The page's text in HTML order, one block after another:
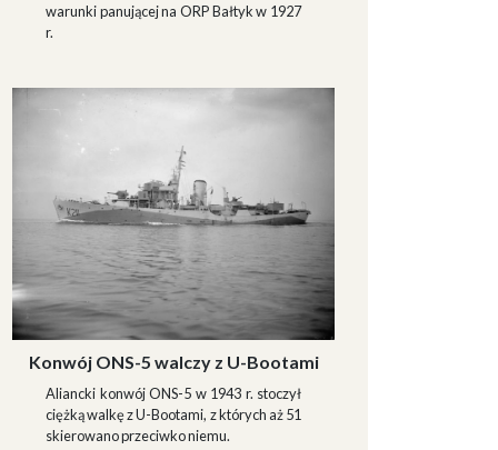
warunki panującej na ORP Bałtyk w 1927
r.
Konwój ONS-5 walczy z U-Bootami
Aliancki konwój ONS-5 w 1943 r. stoczył
ciężką walkę z U-Bootami, z których aż 51
skierowano przeciwko niemu.